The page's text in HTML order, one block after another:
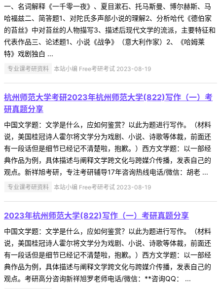
一、名词解释《一千零一夜》、夏目漱石、托马斯曼、博尔赫斯、马
哈福兹二、简答题1、对陀氏多声部小说的理解2、分析哈代《德伯家
的苔丝》中对苔丝的人物描写3、描述后现代文学的流派，主要特征和
代表作品三、论述题1、小说《战争》（意大利作家）2、《哈姆莱
特》戏剧独白 ...
专业课考研资料 本站小编 Free考研考试 2023-08-19
杭州师范大学考研2023年杭州师范大学(822)写作（一）考
研真题分享
中国文学题：文学是什么，应如何鉴赏？以此为题进行写作。（材料
说，美国桂冠诗人霍尔将文学分为戏剧、小说、诗歌等体裁，前面还
有一段话但是细节已经记不清楚啦，抱歉。）西方文学题：以一部经
典作品为例，具体描述与阐释文学跨文化与跨媒介传播，发表自己的
观点。新祥旭考研，专注考研辅导17年咨询热线电话/微信：胡老 ...
专业课考研资料 本站小编 Free考研考试 2023-08-19
2023年杭州师范大学(822)写作（一）考研真题分享
中国文学题：文学是什么，应如何鉴赏？以此为题进行写作。（材料
说，美国桂冠诗人霍尔将文学分为戏剧、小说、诗歌等体裁，前面还
有一段话但是细节已经记不清楚啦，抱歉。）西方文学题：以一部经
典作品为例，具体描述与阐释文学跨文化与跨媒介传播，发表自己的
观点。考研高分咨询新祥旭罗老师电话/微信：**咨询QQ： ...